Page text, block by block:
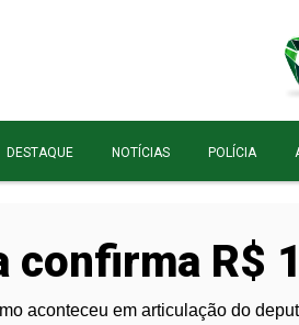
DESTAQUE NOTÍCIAS POLÍCIA
confirma R$
aconteceu em articulação do